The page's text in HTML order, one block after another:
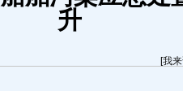
升
[我